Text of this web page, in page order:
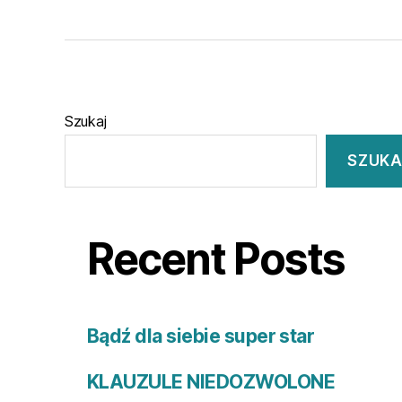
Szukaj
Recent Posts
Bądź dla siebie super star
KLAUZULE NIEDOZWOLONE